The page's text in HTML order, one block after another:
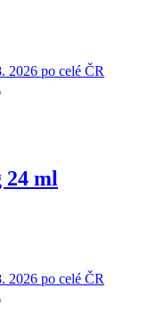
2026 po celé ČR
ml
2026 po celé ČR